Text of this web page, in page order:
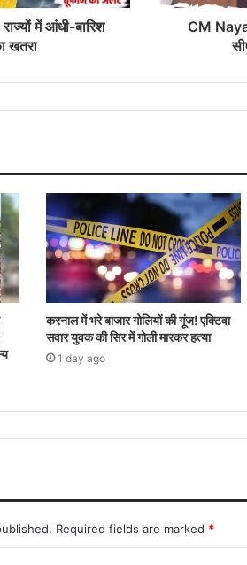
में आंधी-बारिश
खतरा
CM
करनाल में भरे बाजार गोलियों की गूंज! एक्टिवा
सवार युवक की सिर में गोली मारकर हत्या
1 day ago
Required fields are marked *